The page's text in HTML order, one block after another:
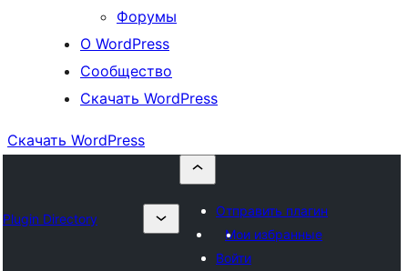
Форумы
О WordPress
Сообщество
Скачать WordPress
Скачать WordPress
Plugin Directory
Отправить плагин
Мои избранные
Войти